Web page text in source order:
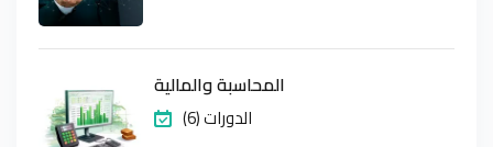
المحاسبة والمالية
(6) الدورات